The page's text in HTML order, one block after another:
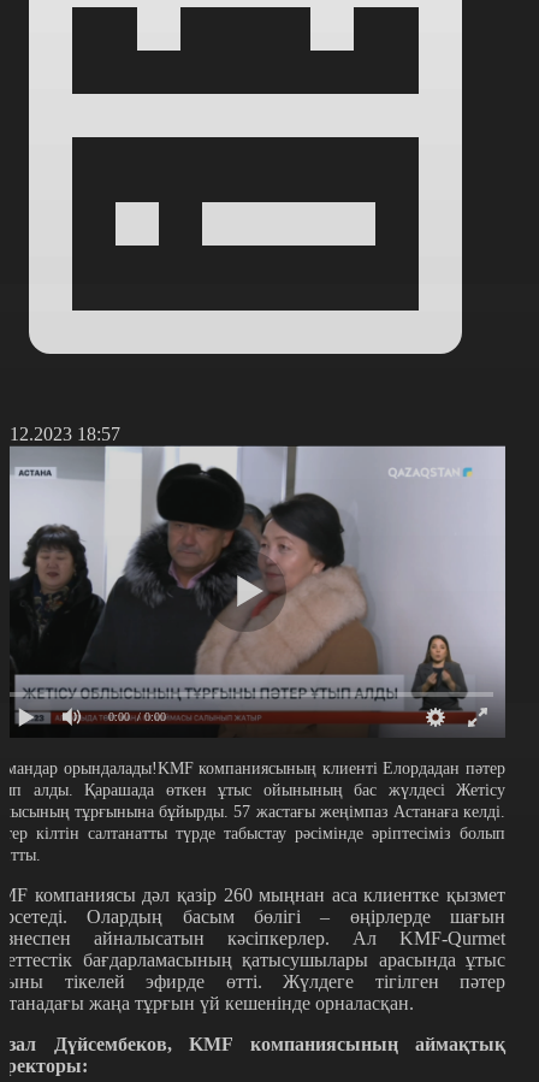
18:57
0:00 / 0:00
орындалады!KMF компаниясының клиенті Елордадан пәтер
алды. Қарашада өткен ұтыс ойынының бас жүлдесі Жетісу
тұрғынына бұйырды. 57 жастағы жеңімпаз Астанаға келді.
кілтін салтанатты түрде табыстау рәсімінде әріптесіміз болып
компаниясы дәл қазір 260 мыңнан аса клиентке қызмет
Олардың басым бөлігі – өңірлерде шағын
айналысатын кәсіпкерлер. Ал KMF-Qurmet
бағдарламасының қатысушылары арасында ұтыс
тікелей эфирде өтті. Жүлдеге тігілген пәтер
жаңа тұрғын үй кешенінде орналасқан.
Дүйсембеков, KMF компаниясының аймақтық